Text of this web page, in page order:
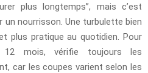
plus longtemps”, mais c’est
un nourrisson. Une turbulette bien
plus pratique au quotidien. Pour
mois, vérifie toujours les
car les coupes varient selon les